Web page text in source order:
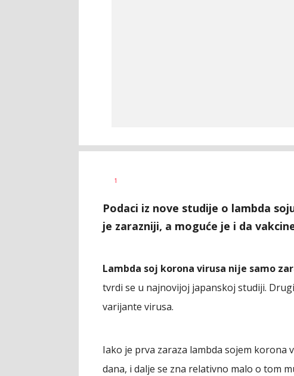
AUTOR
1
Podaci iz nove studije o lambda
je zarazniji, a moguće je i da
Lambda soj korona virusa nije samo
tvrdi se u najnovijoj japanskoj studiji.
varijante virusa.
Iako je prva zaraza lambda sojem
dana, i dalje se zna relativno malo o tom